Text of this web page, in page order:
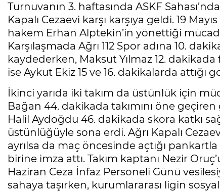
Turnuvanın 3. haftasında ASKF
Kapalı Cezaevi karşı karşıya geldi. 19
hakem Erhan Alptekin’in yönettiği
Karşılaşmada Ağrı 112 Spor adına 10.
kaydederken, Maksut Yılmaz 12. dakikada
ise Aykut Ekiz 15 ve 16. dakikalarda attığı
İkinci yarıda iki takım da üstünlük için
Bağan 44. dakikada takımını öne geçiren
Halil Aydoğdu 46. dakikada skora katkı
üstünlüğüyle sona erdi. Ağrı Kapalı
ayrılsa da maç öncesinde açtığı
birine imza attı. Takım kaptanı Nezir
Haziran Ceza İnfaz Personeli Günü
sahaya taşırken, kurumlararası ligin